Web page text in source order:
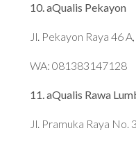
10. aQualis Pekayon
Jl. Pekayon Raya 46
WA: 081383147128
11. aQualis Rawa
Jl. Pramuka Raya No.